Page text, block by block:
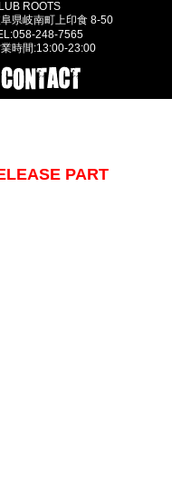
ROOTS
県岐南町上印食 8-50
248-7565
時間:13:00-23:00
PART